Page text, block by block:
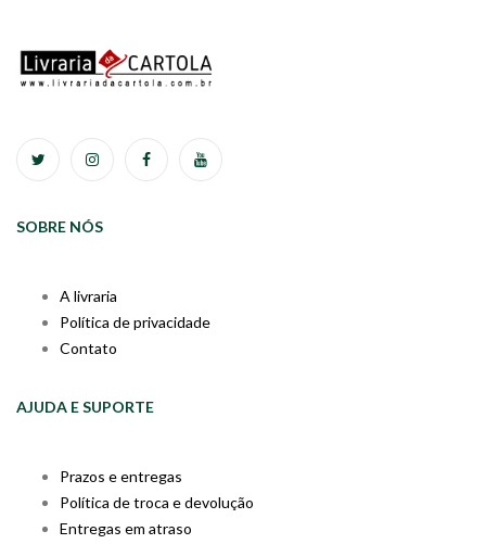
SOBRE NÓS
A livraria
Política de privacidade
Contato
AJUDA E SUPORTE
Prazos e entregas
Política de troca e devolução
Entregas em atraso